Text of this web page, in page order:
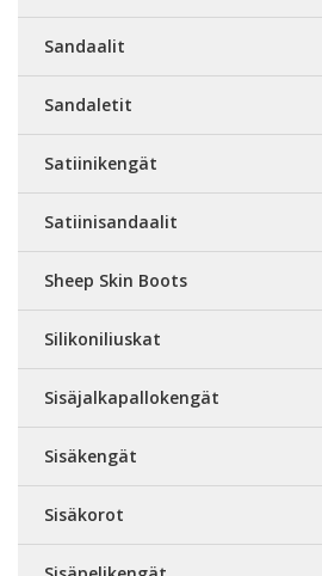
Sandaalit
Sandaletit
Satiinikengät
Satiinisandaalit
Sheep Skin Boots
Silikoniliuskat
Sisäjalkapallokengät
Sisäkengät
Sisäkorot